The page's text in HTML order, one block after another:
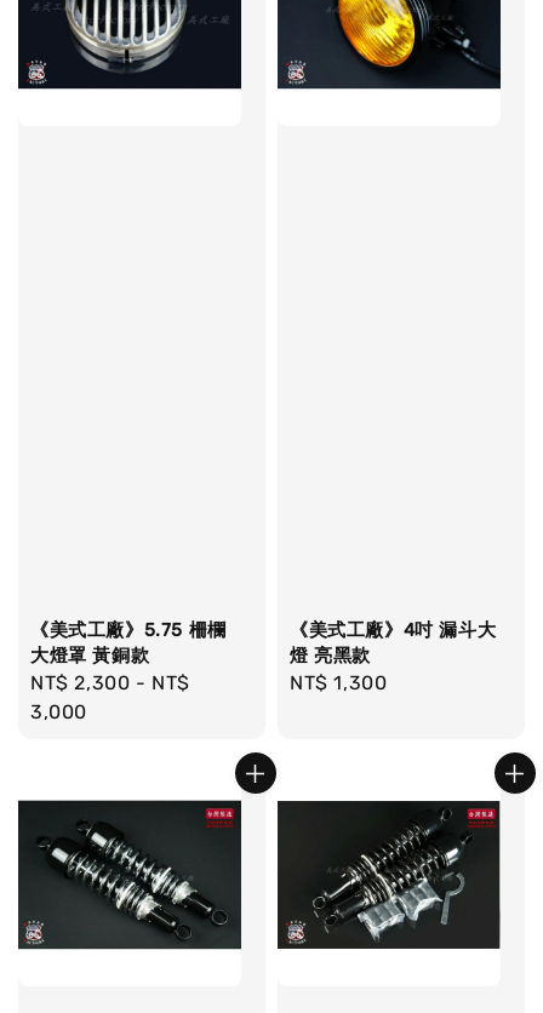
《美式工廠》5.75 柵欄
大燈罩 黃銅款
Regular
price
NT$ 2,300 - NT$
3,000
《美式工廠》4吋 漏斗大
燈 亮黑款
Regular
NT$ 1,300